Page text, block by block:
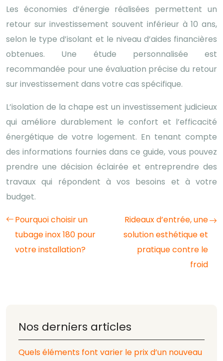
Les économies d’énergie réalisées permettent un
retour sur investissement souvent inférieur à 10 ans,
selon le type d’isolant et le niveau d’aides financières
obtenues. Une étude personnalisée est
recommandée pour une évaluation précise du retour
sur investissement dans votre cas spécifique.
L’isolation de la chape est un investissement judicieux
qui améliore durablement le confort et l’efficacité
énergétique de votre logement. En tenant compte
des informations fournies dans ce guide, vous pouvez
prendre une décision éclairée et entreprendre des
travaux qui répondent à vos besoins et à votre
budget.
Pourquoi choisir un
tubage inox 180 pour
votre installation?
Rideaux d’entrée, une
solution esthétique et
pratique contre le
froid
Nos derniers articles
Quels éléments font varier le prix d’un nouveau